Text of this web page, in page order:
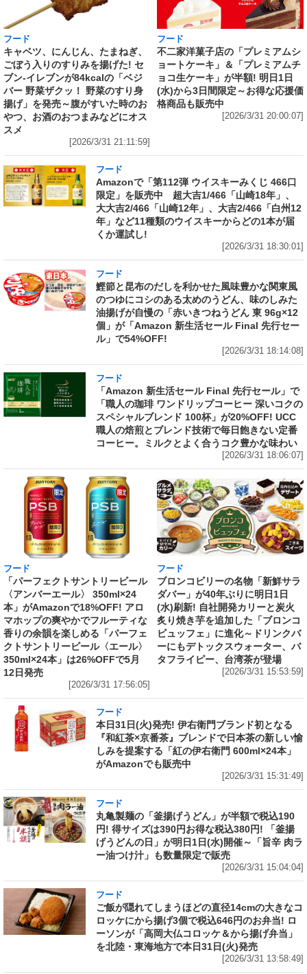
フード
キャベツ、にんじん、たまねぎ、
ごぼう入りのすりみを揚げた! セ
ブン‐イレブンが84kcalの「ベジ
バー 野菜ザクッ！ 野菜のすり身
揚げ」を発売～腹がすいた時のお
やつ、お酒のおつまみなどにオス
スメ
[2026/3/31 21:11:59]
フード
不二家洋菓子店の「プレミアムシ
ョートケーキ」＆「プレミアムチ
ョコ生ケーキ」が半額! 明日1日
(水)から3日間限定～お得な応援価
格商品も販売中
[2026/3/31 20:00:07]
フード
Amazonで「第112弾 ウイスキーみくじ 466口
限定」を販売中 超大吉1/466「山崎18年」、
大大吉2/466「山崎12年」、大吉2/466「白州12
年」など11種類のウイスキーからどの1本が届
くか運試し!
[2026/3/31 18:30:01]
フード
鰹節と昆布のだしを利かせた風味豊かな関東風
のつゆにコシのある太めのうどん、味のしみた
油揚げが自慢の「赤いきつねうどん 東 96g×12
個」が「Amazon 新生活セール Final 先行セー
ル」で54%OFF!
[2026/3/31 18:14:08]
フード
「Amazon 新生活セール Final 先行セール」で
「職人の珈琲 ワンドリップコーヒー 深いコクの
スペシャルブレンド 100杯」が20%OFF! UCC
職人の焙煎とブレンド技術で毎日飽きない定番
コーヒー。ミルクとよく合うコク豊かな味わい
[2026/3/31 18:06:07]
フード
「パーフェクトサントリービール
〈アンバーエール〉 350ml×24
本」がAmazonで18%OFF! アロ
マホップの爽やかでフルーティな
香りの余韻を楽しめる「パーフェ
クトサントリービール〈エール〉
350ml×24本」は26%OFFで5月
12日発売
[2026/3/31 17:56:05]
フード
ブロンコビリーの名物「新鮮サラ
ダバー」が40年ぶりに明日1日
(水)刷新! 自社開発カリーと炭火
炙り焼き芋を追加した「ブロンコ
ビュッフェ」に進化～ドリンクバ
ーにもデトックスウォーター、バ
タフライピー、台湾茶が登場
[2026/3/31 15:53:59]
フード
本日31日(火)発売! 伊右衛門ブランド初となる
『和紅茶×京番茶』ブレンドで日本茶の新しい愉
しみを提案する「紅の伊右衛門 600ml×24本」
がAmazonでも販売中
[2026/3/31 15:31:49]
フード
丸亀製麺の「釜揚げうどん」が半額で税込190
円! 得サイズは390円お得な税込380円! 「釜揚
げうどんの日」が明日1日(水)開催～「旨辛 肉ラ
ー油つけ汁」も数量限定で販売
[2026/3/31 15:04:04]
フード
ご飯が隠れてしまうほどの直径14cmの大きなコ
ロッケにから揚げ3個で税込646円のお弁当! ロ
ーソンが「高岡大仏コロッケ＆から揚げ弁当」
を北陸・東海地方で本日31日(火)発売
[2026/3/31 13:58:49]